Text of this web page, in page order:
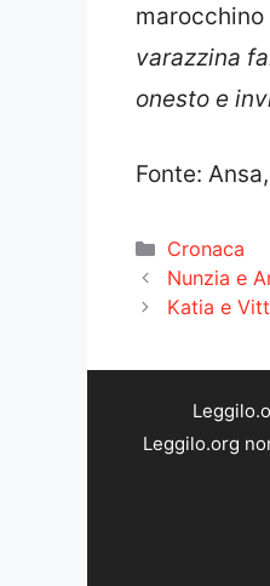
marocchino
varazzina
onesto e
Fonte:
Categorie
Cronaca
Nunzia e
Katia e
Leggilo.org